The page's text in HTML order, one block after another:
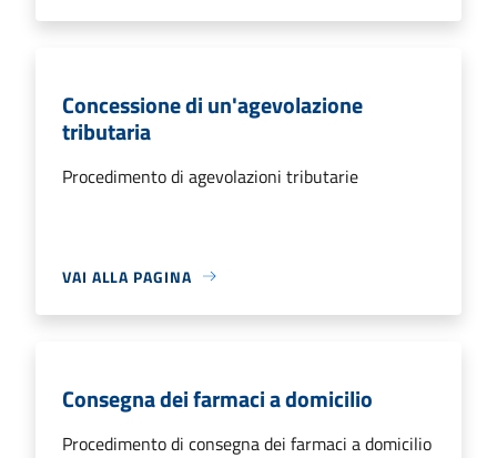
Concessione di un'agevolazione
tributaria
Procedimento di agevolazioni tributarie
VAI ALLA PAGINA
Consegna dei farmaci a domicilio
Procedimento di consegna dei farmaci a domicilio